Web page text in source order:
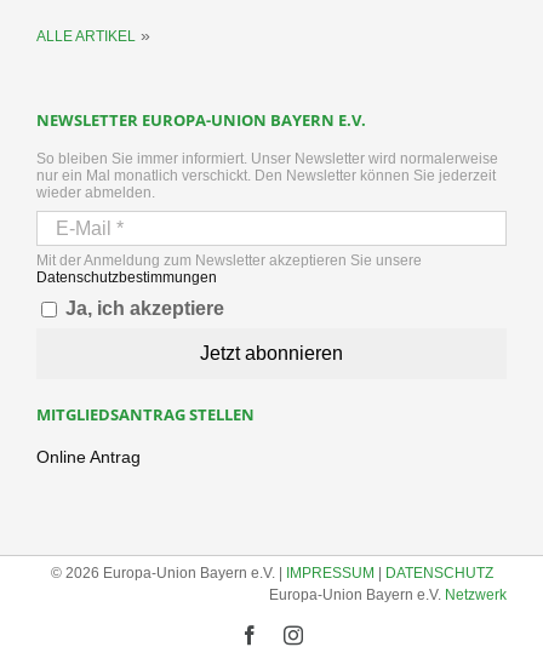
ALLE ARTIKEL »
NEWSLETTER EUROPA-UNION BAYERN E.V.
So bleiben Sie immer informiert. Unser Newsletter wird normalerweise
nur ein Mal monatlich verschickt. Den Newsletter können Sie jederzeit
wieder abmelden.
Mit der Anmeldung zum Newsletter akzeptieren Sie unsere
Datenschutzbestimmungen
Ja, ich akzeptiere
MITGLIEDSANTRAG STELLEN
Online Antrag
© 2026 Europa-Union Bayern e.V. | IMPRESSUM
DATENSCHUTZ
Europa-Union Bayern e.V. Netzwerk
FacebookInstagram